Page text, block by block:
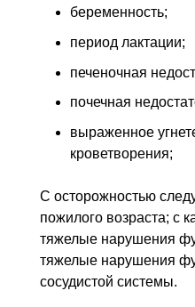
беременность;
период лактации;
печеночная
почечная
выраженное
кроветворения;
С осторожностью
пожилого возраста; с
тяжелые нарушения
тяжелые нарушения
сосудистой системы.